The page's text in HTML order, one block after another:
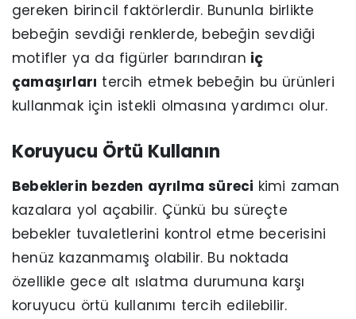
gereken birincil faktörlerdir. Bununla birlikte
bebeğin sevdiği renklerde, bebeğin sevdiği
motifler ya da figürler barındıran iç
çamaşırları tercih etmek bebeğin bu ürünleri
kullanmak için istekli olmasına yardımcı olur.
Koruyucu Örtü Kullanın
Bebeklerin bezden ayrılma süreci kimi zaman
kazalara yol açabilir. Çünkü bu süreçte
bebekler tuvaletlerini kontrol etme becerisini
henüz kazanmamış olabilir. Bu noktada
özellikle gece alt ıslatma durumuna karşı
koruyucu örtü kullanımı tercih edilebilir.